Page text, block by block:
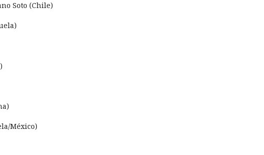
Soto (Chile)
México)